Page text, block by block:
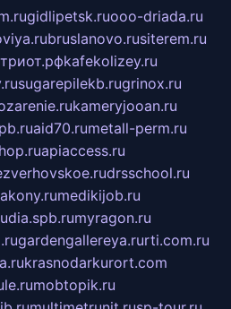
gidlipetsk.ruooo-driada.ru
bruslanovo.rusiterem.ru
kafekolizey.ru
sugarepilekb.rugrinox.ru
kameryjooan.ru
aid70.rumetall-perm.ru
apiaccess.ru
drsschool.ru
medikijob.ru
myragon.ru
gardengallereya.rurti.com.ru
krasnodarkurort.com
mobtopik.ru